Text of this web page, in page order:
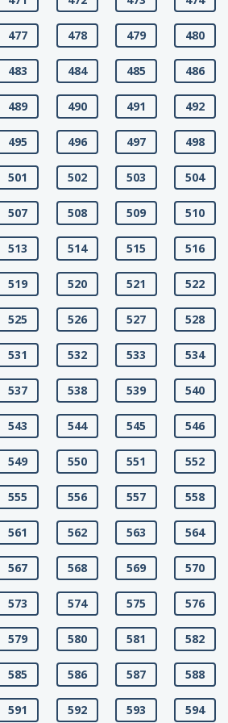
477 478 479 480
483 484 485 486
489 490 491 492
495 496 497 498
501 502 503 504
507 508 509 510
513 514 515 516
519 520 521 522
525 526 527 528
531 532 533 534
537 538 539 540
543 544 545 546
549 550 551 552
555 556 557 558
561 562 563 564
567 568 569 570
573 574 575 576
579 580 581 582
585 586 587 588
591 592 593 594